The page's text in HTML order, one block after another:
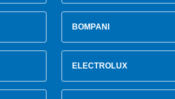
BOMPANI
ELECTROLUX